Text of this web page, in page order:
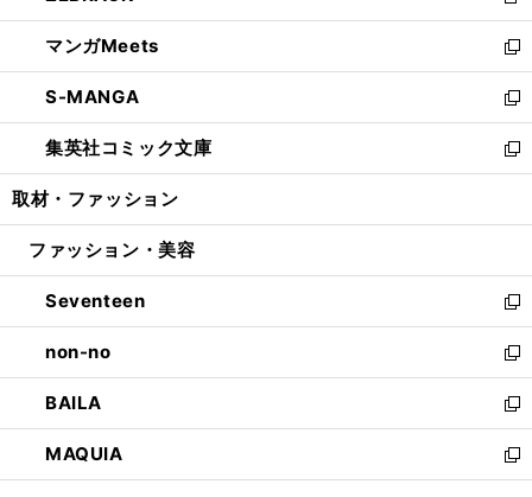
開
く
ウ
で
開
く
ン
ド
ウ
で
開
く
ウ
ィ
ン
ド
ウ
で
開
し
い
ウ
ィ
ン
ド
ウ
開
マンガMeets
新
し
い
ウ
ィ
ン
ウ
開
く
S-MANGA
新
し
い
ウ
ン
ウ
で
開
く
集英社コミック文庫
新
し
ウ
ン
ド
ウ
で
開
く
取材・ファッション
ファッション・美容
Seventeen
新
し
い
ウ
ィ
ン
ド
ウ
non-no
新
し
い
ウ
ィ
ン
BAILA
新
し
い
ウ
MAQUIA
新
し